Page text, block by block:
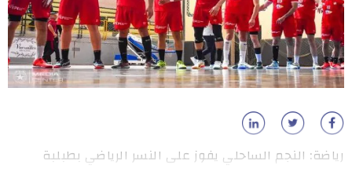
رياضة: النجم الساحلي يفوز على النسر الرياضي بطبلبة